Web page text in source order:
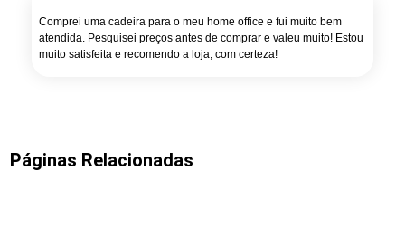
Comprei uma cadeira para o meu home office e fui muito bem
atendida. Pesquisei preços antes de comprar e valeu muito! Estou
muito satisfeita e recomendo a loja, com certeza!
Páginas Relacionadas